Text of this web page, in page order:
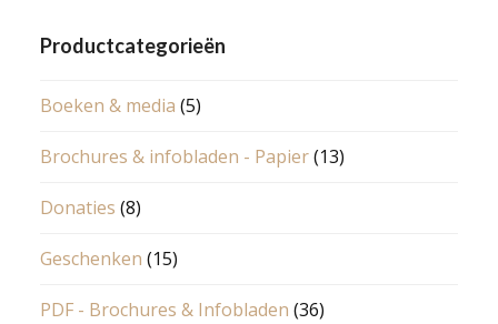
Productcategorieën
Boeken & media (5)
Brochures & infobladen - Papier(13)
Donaties (8)
Geschenken (15)
PDF - Brochures & Infobladen (36)